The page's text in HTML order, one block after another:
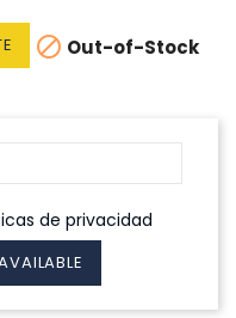
 Out-of-Stock
de privacidad